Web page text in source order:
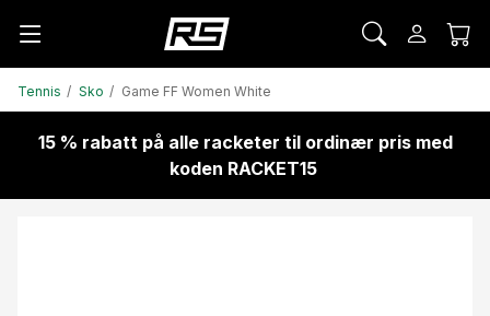
Tennis Sko Game FF Women White
15 % rabatt på alle racketer til ordinær pris med
koden RACKET15